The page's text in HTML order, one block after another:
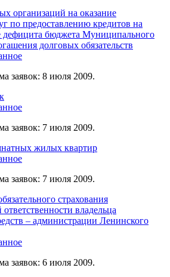
организаций на оказание
по предоставлению кредитов на
дефицита бюджета Муниципального
долговых обязательств
заявок: 8 июля 2009.
заявок: 7 июля 2009.
жилых квартир
заявок: 7 июля 2009.
страхования
владельца
– администрации Ленинского
заявок: 6 июля 2009.